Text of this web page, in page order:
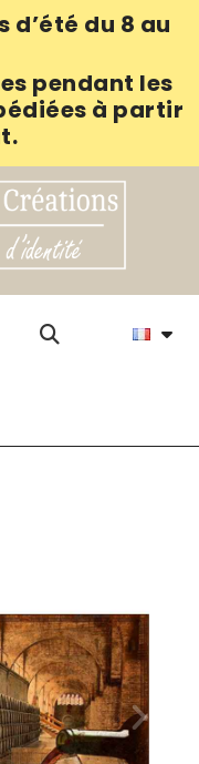
d’été du 8 au
pendant les
à partir